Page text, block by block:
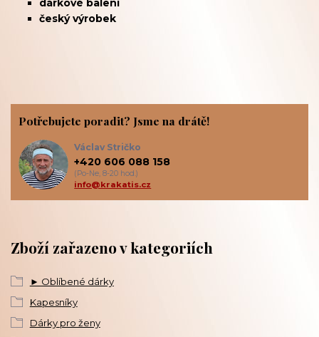
český výrobek
Zboží zařazeno v kategoriích
► Oblíbené dárky
Kapesníky
Dárky pro ženy
Potřebujete poradit? Jsme na drátě!
Václav Stričko
+420 606 088 158
(Po-Ne, 8-20 hod.)
info@krakatis.cz